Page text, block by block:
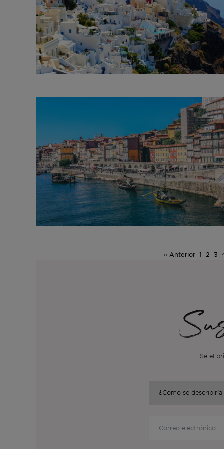
« Anterior 1 2 3
Sé el